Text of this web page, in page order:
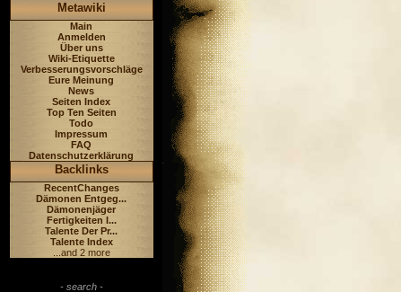
Metawiki
Main
Anmelden
Über uns
Wiki-Etiquette
Verbesserungsvorschläge
Eure Meinung
News
Seiten Index
Top Ten Seiten
Todo
Impressum
FAQ
Datenschutzerklärung
Backlinks
RecentChanges
Dämonen Entgeg...
Dämonenjäger
Fertigkeiten I...
Talente Der Pr...
Talente Index
...and 2 more
- search -